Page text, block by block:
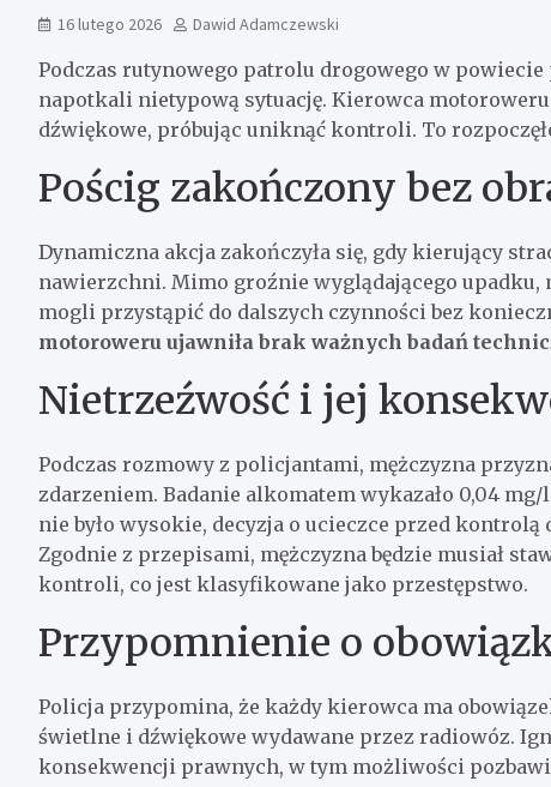
16 lutego 2026 Dawid Adamczewski
Podczas rutynowego patrolu drogowego w
napotkali nietypową sytuację. Kierowca
dźwiękowe, próbując uniknąć kontroli. To
Pościg zakończony bez
Dynamiczna akcja zakończyła się, gdy kierujący
nawierzchni. Mimo groźnie wyglądającego upadku,
mogli przystąpić do dalszych czynności bez
motoroweru ujawniła brak ważnych badań
Nietrzeźwość i jej
Podczas rozmowy z policjantami, mężczyzna
zdarzeniem. Badanie alkomatem wykazało 0,04
nie było wysokie, decyzja o ucieczce przed
Zgodnie z przepisami, mężczyzna będzie musiał
kontroli, co jest klasyfikowane jako przestępstwo.
Przypomnienie o
Policja przypomina, że każdy kierowca ma
świetlne i dźwiękowe wydawane przez radiowóz.
konsekwencji prawnych, w tym możliwości